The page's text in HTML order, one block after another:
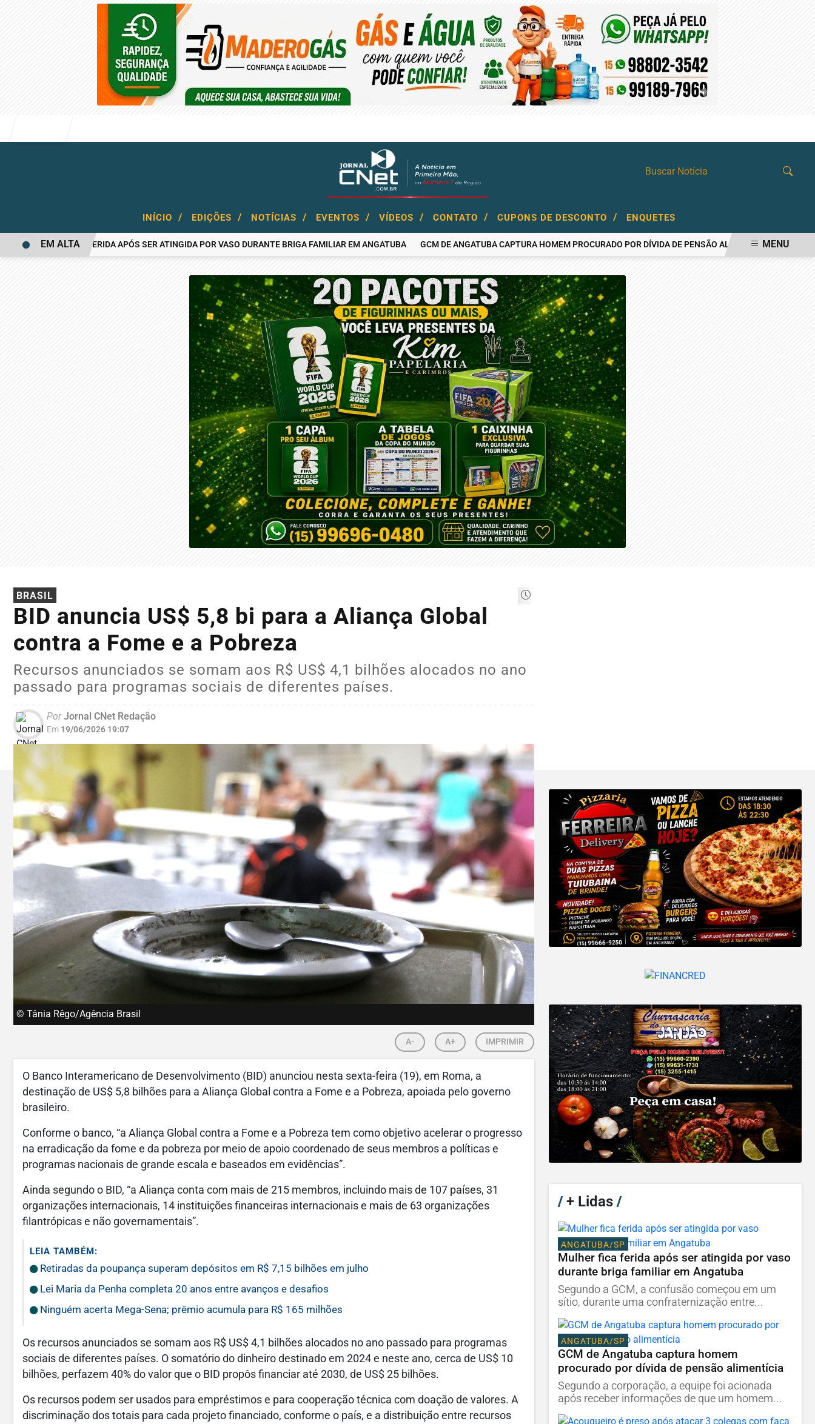
INÍCIO / EDIÇÕES / NOTÍCIAS / EVENTOS / VÍDEOS / CONTATO / CUPONS DE DESCONTO / ENQUETES
MULHER FICA FERIDA APÓS SER ATINGIDA POR VASO DURANTE BRIGA FAMILIAR EM ANGATUBA GCM DE ANGATUBA CAPTURA HOMEM PROCURADO POR DÍVIDA DE PENSÃO ALIMENTÍCIA
EM ALTA MENU
BRASIL
BID anuncia US$ 5,8 bi para a Aliança Global
contra a Fome e a Pobreza
Recursos anunciados se somam aos R$ US$ 4,1 bilhões alocados no ano
passado para programas sociais de diferentes países.
PorJornal CNet Redação
Em 19/06/2026 19:07
© Tânia Rêgo/Agência Brasil
A- A+ IMPRIMIR
O Banco Interamericano de Desenvolvimento (BID) anunciou nesta sexta-feira (19), em Roma, a
destinação de US$ 5,8 bilhões para a Aliança Global contra a Fome e a Pobreza, apoiada pelo governo
brasileiro.
Conforme o banco, “a Aliança Global contra a Fome e a Pobreza tem como objetivo acelerar o progresso
na erradicação da fome e da pobreza por meio de apoio coordenado de seus membros a políticas e
programas nacionais de grande escala e baseados em evidências”.
Ainda segundo o BID, “a Aliança conta com mais de 215 membros, incluindo mais de 107 países, 31
organizações internacionais, 14 instituições financeiras internacionais e mais de 63 organizações
filantrópicas e não governamentais”.
LEIA TAMBÉM:
Retiradas da poupança superam depósitos em R$ 7,15 bilhões em julho
Lei Maria da Penha completa 20 anos entre avanços e desafios
Ninguém acerta Mega-Sena; prêmio acumula para R$ 165 milhões
Os recursos anunciados se somam aos R$ US$ 4,1 bilhões alocados no ano passado para programas
sociais de diferentes países. O somatório do dinheiro destinado em 2024 e neste ano, cerca de US$ 10
bilhões, perfazem 40% do valor que o BID propôs financiar até 2030, de US$ 25 bilhões.
Os recursos podem ser usados para empréstimos e para cooperação técnica com doação de valores. A
discriminação dos totais para cada projeto financiado, conforme o país, e a distribuição entre recursos
/+ Lidas /
ANGATUBA/SP
Mulher fica ferida após ser atingida por vaso
durante briga familiar em Angatuba
Segundo a GCM, a confusão começou em um
sítio, durante uma confraternização entre...
ANGATUBA/SP
GCM de Angatuba captura homem
procurado por dívida de pensão alimentícia
Segundo a corporação, a equipe foi acionada
após receber informações de que um homem...